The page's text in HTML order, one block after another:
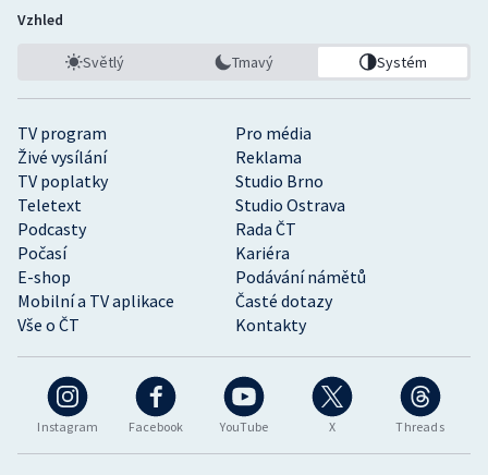
Instagram Facebook YouTube X Threads
TV program
Pro média
Živé vysílání
Reklama
TV poplatky
Studio Brno
Teletext
Studio Ostrava
Podcasty
Rada ČT
Počasí
Kariéra
E-shop
Podávání námětů
Mobilní a TV aplikace
Časté dotazy
Vše o ČT
Kontakty
Vzhled
Světlý Tmavý Systém